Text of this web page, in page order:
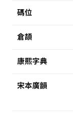
碼位
倉頡
康熙字典
宋本廣韻